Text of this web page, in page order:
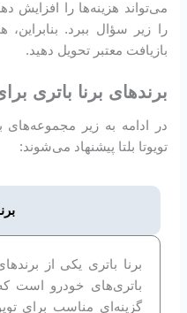
می‌تواند هزینه‌ها را
را زیر سؤال ببرد.
بازیافت معتبر تحویل دهید.
برندهای برنا باتری
در ادامه به زیر مجموعه‌های
تویوتا بلتا پیشنهاد می‌شوند:
برنا باتری یکی از
باتری‌های خودرو است
گزینه‌ای مناسب برای